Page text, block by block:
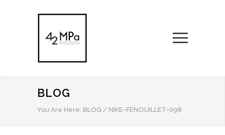
BLOG
You Are Here: BLOG / NIKE-FENOUILLET-098